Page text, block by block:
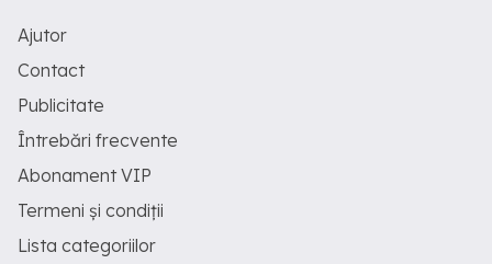
Ajutor
Contact
Publicitate
Întrebări frecvente
Abonament VIP
Termeni și condiții
Lista categoriilor